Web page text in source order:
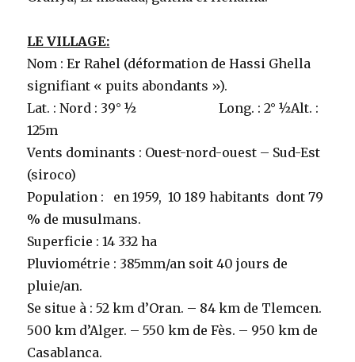
LE VILLAGE:
Nom : Er Rahel (déformation de Hassi Ghella
signifiant « puits abondants »).
Lat. : Nord : 39° ½ Long. : 2° ½Alt. :
125m
Vents dominants : Ouest-nord-ouest – Sud-Est
(siroco)
Population : en 1959, 10 189 habitants dont 79
% de musulmans.
Superficie : 14 332 ha
Pluviométrie : 385mm/an soit 40 jours de
pluie/an.
Se situe à : 52 km d’Oran. – 84 km de Tlemcen.
500 km d’Alger. – 550 km de Fès. – 950 km de
Casablanca.